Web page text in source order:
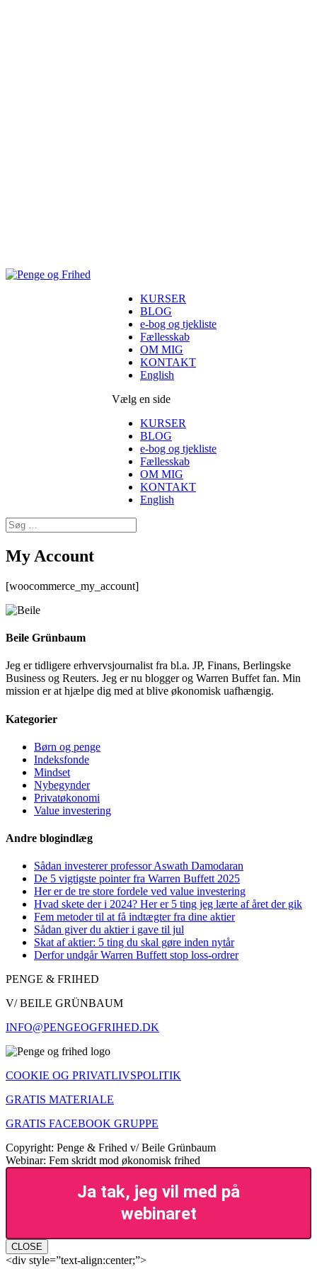
KURSER
BLOG
e-bog og tjekliste
Fællesskab
OM MIG
KONTAKT
English
Vælg en side
KURSER
BLOG
e-bog og tjekliste
Fællesskab
OM MIG
KONTAKT
English
My Account
[woocommerce_my_account]
Beile Grünbaum
Jeg er tidligere erhvervsjournalist fra bl.a. JP, Finans, Berlingske
Business og Reuters. Jeg er nu blogger og Warren Buffet fan. Min
mission er at hjælpe dig med at blive økonomisk uafhængig.
Kategorier
Børn og penge
Indeksfonde
Mindset
Nybegynder
Privatøkonomi
Value investering
Andre blogindlæg
Sådan investerer professor Aswath Damodaran
De 5 vigtigste pointer fra Warren Buffett 2025
Her er de tre store fordele ved value investering
Hvad skete der i 2024? Her er 5 ting jeg lærte af året der gik
Fem metoder til at få indtægter fra dine aktier
Sådan giver du aktier i gave til jul
Skat af aktier: 5 ting du skal gøre inden nytår
Derfor undgår Warren Buffett stop loss-ordrer
PENGE & FRIHED
V/ BEILE GRÜNBAUM
INFO@PENGEOGFRIHED.DK
COOKIE OG PRIVATLIVSPOLITIK
GRATIS MATERIALE
GRATIS FACEBOOK GRUPPE
Copyright: Penge & Frihed v/ Beile Grünbaum
Webinar: Fem skridt mod økonomisk frihed
Ja tak, jeg vil med på
webinaret
CLOSE
<div style=”text-align:center;”>